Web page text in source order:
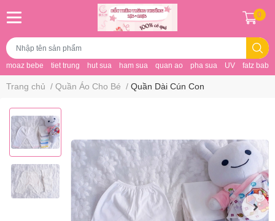
moaz bebe tiet trung hut sua ham sua quan ao pha sua UV fatz baby
0
Trang chủ / Quần Áo Cho Bé / Quần Dài Cún Con